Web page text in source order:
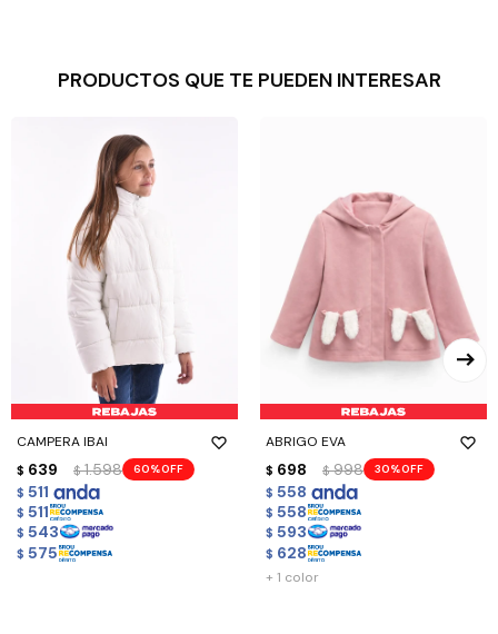
PRODUCTOS QUE TE PUEDEN INTERESAR
CAMPERA IBAI
$ 639 $ 1.598 60
$ 511
$ 511
$ 543
$ 575
ABRIGO EVA
$ 698 $ 998 30
$ 558
$ 558
$ 593
$ 628
+ 1 color